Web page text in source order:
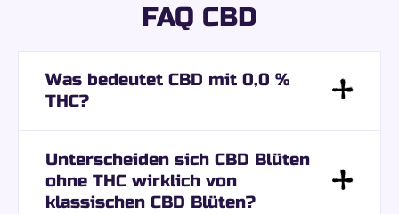
FAQ CBD
Was bedeutet CBD mit 0,0 %
THC?
Unterscheiden sich CBD Blüten
ohne THC wirklich von
klassischen CBD Blüten?